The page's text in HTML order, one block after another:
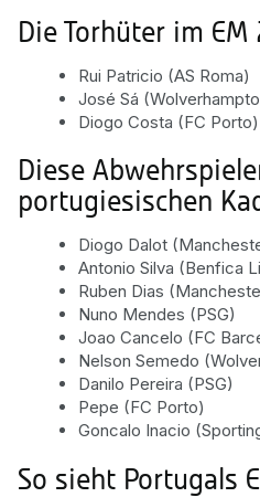
Die Torhüter im
Rui Patricio (AS Roma)
José Sá
Diogo Costa (FC Porto)
Diese
portugiesischen
Diogo Dalot
Antonio Silva (Benfica
Ruben Dias
Nuno Mendes (PSG)
Joao Cancelo (FC
Nelson Semedo
Danilo Pereira (PSG)
Pepe (FC Porto)
Goncalo Inacio
So sieht Portugals